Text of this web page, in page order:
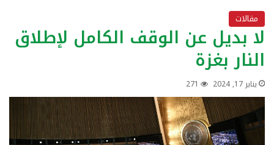
مقالات
لا بديل عن الوقف الكامل لإطلاق
النار بغزة
يناير 17, 2024 271